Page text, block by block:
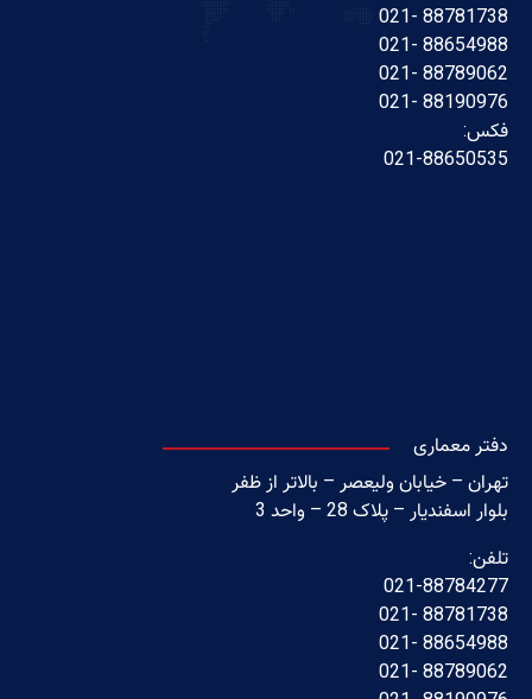
88781738 -021
88654988 -021
88789062 -021
88190976 -021
فکس:
021-88650535
دفتر معماری
تهران – خیابان ولیعصر – بالاتر از ظفر
بلوار اسفندیار – پلاک 28 – واحد 3
تلفن:
021-88784277
88781738 -021
88654988 -021
88789062 -021